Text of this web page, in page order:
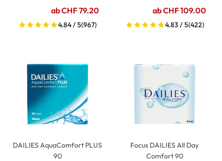
ab CHF 79.20
4.84 / 5(967)
ab CHF 109.00
4.83 / 5(422)
DAILIES AquaComfort PLUS
90
Focus DAILIES All Day
Comfort 90